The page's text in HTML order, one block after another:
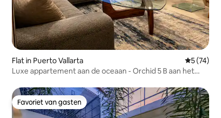
Flat in Puerto Vallarta
5 (74)
Luxe appartement aan de oceaan - Orchid 5 B aan het
Favoriet van gasten
Favoriet van gasten